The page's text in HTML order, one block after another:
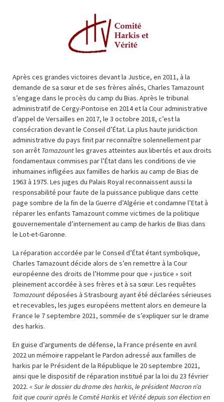
Après ces grandes victoires devant la Justice, en 2011, à la
demande de sa sœur et de ses frères aînés, Charles Tamazount
s’engage dans le procès du camp du Bias. Après le tribunal
administratif de Cergy-Pontoise en 2014 et la Cour administrative
d’appel de Versailles en 2017, le 3 octobre 2018, c’est la
consécration devant le Conseil d’État. La plus haute juridiction
administrative du pays finit par reconnaître solennellement par
son arrêt Tamazountles graves atteintes aux libertés et aux droits
fondamentaux commises par l’État dans les conditions de vie
inhumaines infligées aux familles de harkis au camp de Bias de
1963 à 1975. Les juges du Palais Royal reconnaissent aussi la
responsabilité pour faute de la puissance publique dans cette
page sombre de la fin de la Guerre d’Algérie et condamne l’Etat à
réparer les enfants Tamazount comme victimes de la politique
gouvernementale d’internement au camp de harkis de Bias dans
le Lot-et-Garonne.
La réparation accordée par le Conseil d’État étant symbolique,
Charles Tamazount décide alors de s’en remettre à la Cour
européenne des droits de l’Homme pour que « justice » soit
pleinement accordée à ses frères et à sa sœur. Les requêtes
Tamazountdéposées à Strasbourg ayant été déclarées sérieuses
et recevables, les juges européens mettent alors en demeure la
France le 7 septembre 2021, sommée de s’expliquer sur le drame
des harkis.
En guise d’arguments de défense, la France présente en avril
2022 un mémoire rappelant le Pardon adressé aux familles de
harkis par le Président de la République le 20 septembre 2021,
ainsi que le dispositif de réparation institué par la loi du 23 février
2022. « Sur le dossier du drame des harkis, le président Macron n’a
fait que courir après le Comité Harkis et Vérité depuis son élection en